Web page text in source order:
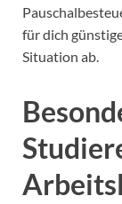
für dich
Situation ab.